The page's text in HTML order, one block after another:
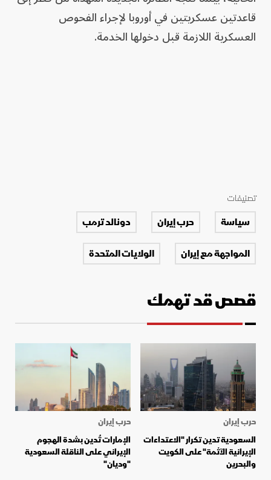
قاعدتين عسكريتين في أوروبا لإجراء الفحوص
العسكرية اللازمة قبل دخولها الخدمة.
تصنيفات
سياسة حرب إيران
دونالد ترمب
المواجهة مع إيران
الولايات المتحدة
قصص قد تهمك
حرب إيران
السعودية تدين تكرار "الاعتداءات
الإيرانية الآثمة" على الكويت
والبحرين
حرب إيران
الإمارات تُدين بشدة الهجوم
الإيراني على الناقلة السعودية
"وديان"